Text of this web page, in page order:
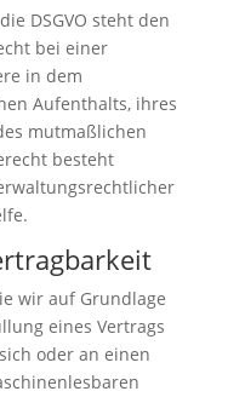
DSGVO steht den
bei einer
in dem
Aufenthalts, ihres
mutmaßlichen
besteht
wir auf Grundlage
eines Vertrags
oder an einen